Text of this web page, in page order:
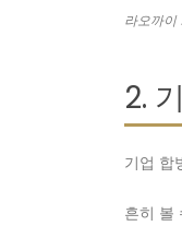
라오까이
2.
기업 합
흔히 볼